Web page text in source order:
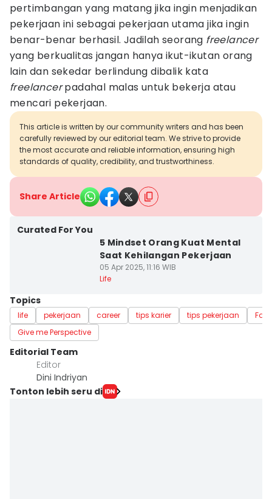
pertimbangan yang matang jika ingin menjadikan
pekerjaan ini sebagai pekerjaan utama jika ingin
benar-benar berhasil. Jadilah seorang freelancer
yang berkualitas jangan hanya ikut-ikutan orang
lain dan sekedar berlindung dibalik kata
freelancerpadahal malas untuk bekerja atau
mencari pekerjaan.
This article is written by our community writers and has been
carefully reviewed by our editorial team. We strive to provide
the most accurate and reliable information, ensuring high
standards of quality, credibility, and trustworthiness.
Share Article
Curated For You
5 Mindset Orang Kuat Mental
Saat Kehilangan Pekerjaan
05 Apr 2025, 11:16 WIB
Life
Topics
life pekerjaan career tips karier tips pekerjaan
Give me Perspective
Editorial Team
Editor
Dini Indriyan
Tonton lebih seru di